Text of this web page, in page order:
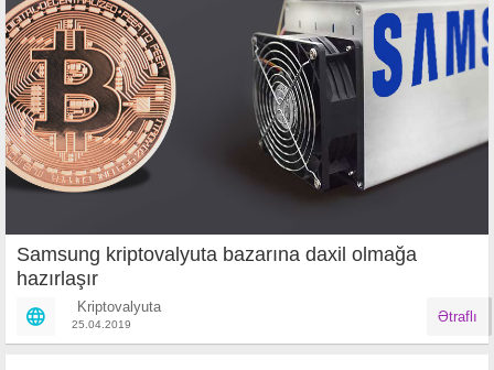
Samsung kriptovalyuta bazarına daxil olmağa
hazırlaşır
Kriptovalyuta
25.04.2019 Ətraflı